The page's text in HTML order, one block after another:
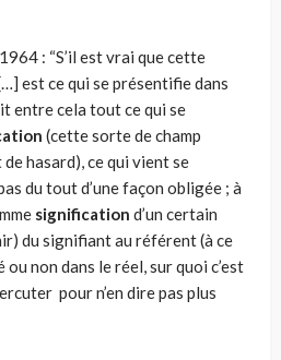
: “S’il est vrai que cette
est ce qui se présentifie dans
entre cela tout ce qui se
(cette sorte de champ
hasard), ce qui vient se
du tout d’une façon obligée ; à
signification d’un certain
du signifiant au référent (à ce
ou non dans le réel, sur quoi c’est
pour n’en dire pas plus